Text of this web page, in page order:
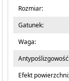
Rozmiar:
Gatunek:
Waga:
Efekt powierzchni: